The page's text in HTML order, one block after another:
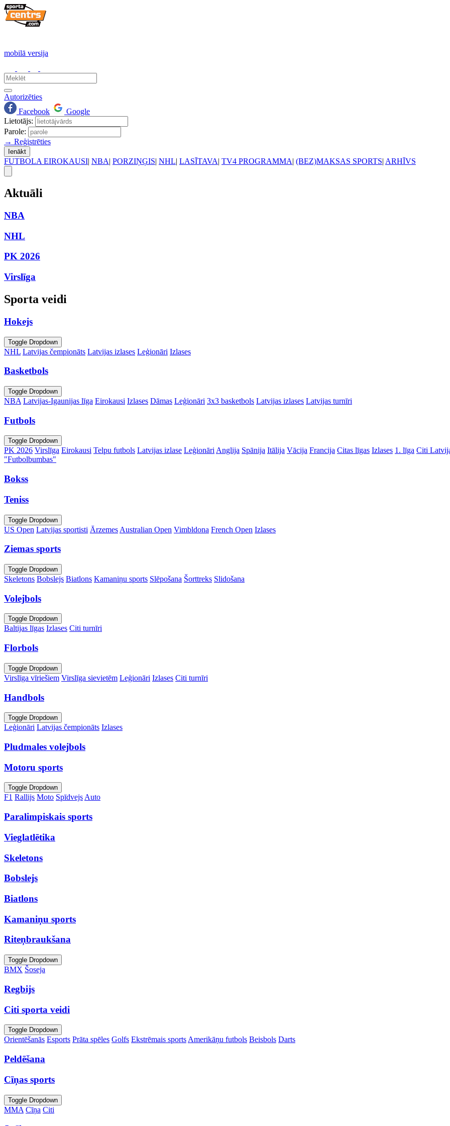
mobilā versija
Autorizēties
Facebook
Google
Lietotājs:
Parole:
→ Reģistrēties
Ienākt
FUTBOLA EIROKAUSI| NBA| PORZIŅĢIS| NHL| LASĪTAVA| TV4 PROGRAMMA| (BEZ)MAKSAS SPORTS| ARHĪVS
Aktuāli
NBA
NHL
PK 2026
Virslīga
Sporta veidi
Hokejs
Toggle Dropdown
NHL Latvijas čempionāts Latvijas izlases Leģionāri Izlases
Basketbols
Toggle Dropdown
NBA Latvijas-Igaunijas līga Eirokausi Izlases Dāmas Leģionāri 3x3 basketbols Latvijas izlases Latvijas turnīri
Futbols
Toggle Dropdown
PK 2026 Virslīga Eirokausi Telpu futbols Latvijas izlase Leģionāri Anglija Spānija Itālija Vācija Francija Citas līgas Izlases 1. līga Citi
"Futbolbumbas"
Bokss
Teniss
Toggle Dropdown
US Open Latvijas sportisti Ārzemes Australian Open Vimbldona French Open Izlases
Ziemas sports
Toggle Dropdown
Skeletons Bobslejs Biatlons Kamaniņu sports Slēpošana Šorttreks Slidošana
Volejbols
Toggle Dropdown
Baltijas līgas Izlases Citi turnīri
Florbols
Toggle Dropdown
Virslīga vīriešiem Virslīga sievietēm Leģionāri Izlases Citi turnīri
Handbols
Toggle Dropdown
Leģionāri Latvijas čempionāts Izlases
Pludmales volejbols
Motoru sports
Toggle Dropdown
F1 Rallijs Moto SpīdvejsAuto
Paralimpiskais sports
Vieglatlētika
Skeletons
Bobslejs
Biatlons
Kamaniņu sports
Riteņbraukšana
Toggle Dropdown
BMX Šoseja
Regbijs
Citi sporta veidi
Toggle Dropdown
Orientēšanās Esports Prāta spēles Golfs Ekstrēmais sports Amerikāņu futbols Beisbols Darts
Peldēšana
Cīņas sports
Toggle Dropdown
MMA Cīņa Citi